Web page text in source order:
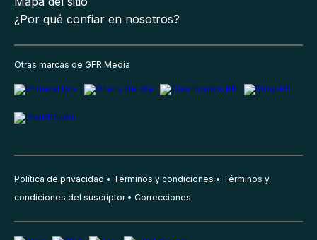
¿Por qué confiar en nosotros?
Otras marcas de GFR Media
Política de privacidad Términos y condiciones
Términos y
condiciones del suscriptor
Correcciones